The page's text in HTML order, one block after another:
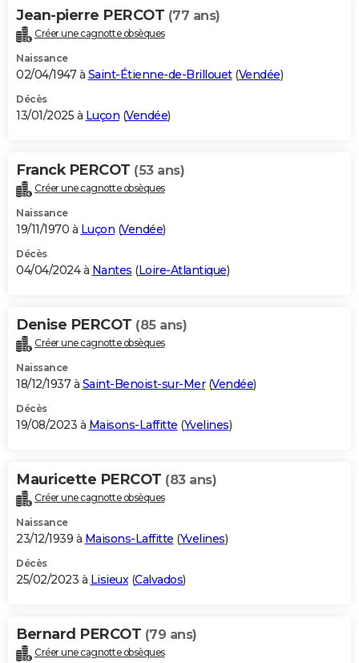
Jean-pierre PERCOT (77 ans)
Créer une cagnotte obsèques
Naissance
02/04/1947 à Saint-Étienne-de-Brillouet(Vendée)
Décès
13/01/2025 à Luçon (Vendée)
Franck PERCOT (53 ans)
Créer une cagnotte obsèques
Naissance
19/11/1970 à Luçon (Vendée)
Décès
04/04/2024 à Nantes (Loire-Atlantique)
Denise PERCOT (85 ans)
Créer une cagnotte obsèques
Naissance
18/12/1937 à Saint-Benoist-sur-Mer(Vendée)
Décès
19/08/2023 à Maisons-Laffitte (Yvelines)
Mauricette PERCOT (83 ans)
Créer une cagnotte obsèques
Naissance
23/12/1939 à Maisons-Laffitte (Yvelines)
Décès
25/02/2023 à Lisieux(Calvados)
Bernard PERCOT (79 ans)
Créer une cagnotte obsèques